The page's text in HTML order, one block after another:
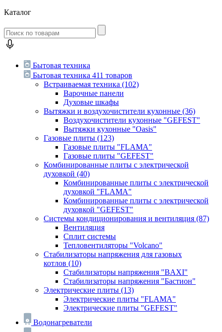
Каталог
Бытовая техника
Бытовая техника 411 товаров
Встраиваемая техника (102)
Варочные панели
Духовые шкафы
Вытяжки и воздухочистители кухонные (36)
Воздухочистители кухонные "GEFEST"
Вытяжки кухонные "Oasis"
Газовые плиты (123)
Газовые плиты "FLAMA"
Газовые плиты "GEFEST"
Комбинированные плиты с электрической
духовкой (40)
Комбинированные плиты с электрической
духовкой "FLAMA"
Комбинированные плиты с электрической
духовкой "GEFEST"
Системы кондиционирования и вентиляция (87)
Вентиляция
Сплит системы
Тепловентиляторы "Volcano"
Стабилизаторы напряжения для газовых
котлов (10)
Стабилизаторы напряжения "BAXI"
Стабилизаторы напряжения "Бастион"
Электрические плиты (13)
Электрические плиты "FLAMA"
Электрические плиты "GEFEST"
Водонагреватели